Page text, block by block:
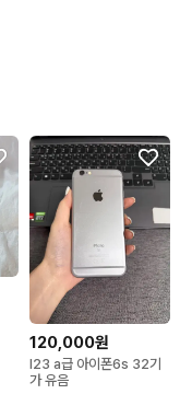
120,000원
I23 a급 아이폰6s 32기
가 유음